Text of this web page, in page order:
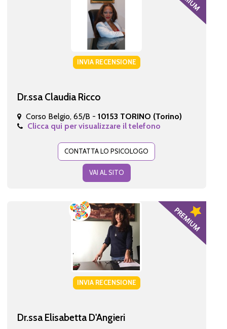
INVIA RECENSIONE
Dr.ssa Claudia Ricco
Corso Belgio, 65/B - 10153 TORINO (Torino)
Clicca qui per visualizzare il telefono
CONTATTA LO PSICOLOGO
VAI AL SITO
INVIA RECENSIONE
Dr.ssa Elisabetta D'Angieri